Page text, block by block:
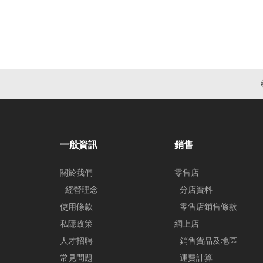
一般資訊
關於我們
- 經營理念
使用條款
私隱政策
人才招聘
常見問題
銷售
零售店
- 分店資料
- 零售店銷售條款
網上店
- 銷售貨品及地區
- 運費計算